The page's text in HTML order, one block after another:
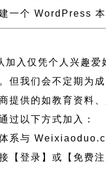
一个 WordPress 本
加入仅凭个人兴趣爱
但我们会不定期为
提供的如教育资料
过以下方式加入：
系与
【登录】或【免费注